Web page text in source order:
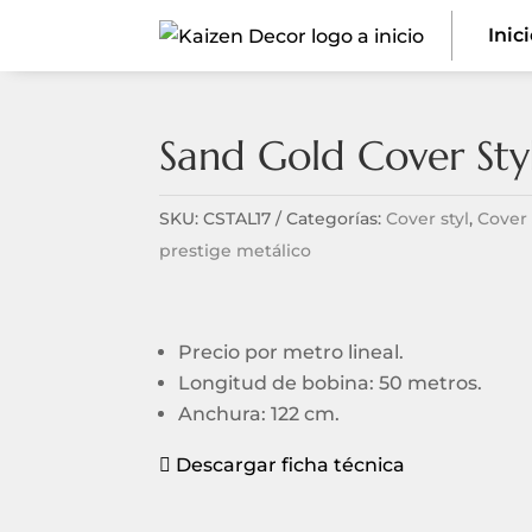
Sand Gold Cover
SKU:CSTAL17 Categorías:Cover styl,
prestige metálico
Precio por metro lineal.
Longitud de bobina: 50 metros.
Anchura: 122 cm.
 Descargar ficha técnica